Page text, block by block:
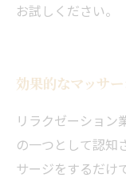
お試しください。
効果的なマッサ
リラクゼーション
の一つとして認知
サージをするだけ